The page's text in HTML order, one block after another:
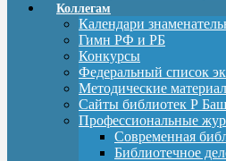
Коллегам
Календари
Гимн РФ и РБ
Конкурсы
Федеральный список
Методические
Сайты библиотек Р
Профессиональные
Современная
Библиотечное